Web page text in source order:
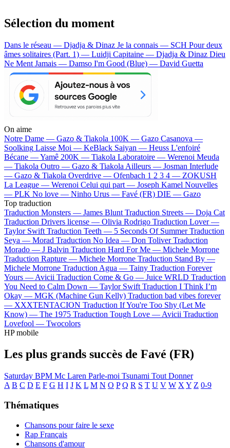
Sélection du moment
Dans le réseau — Djadja & Dinaz Je la connais — SCH Pour deux
âmes solitaires (Part. 1) — Luidji Capitaine — Djadja & Dinaz Dieu
Ne Ment Jamais — Damso I'm Good (Blue) — David Guetta
On aime
Notre Dame — Gazo & Tiakola 100K — Gazo Casanova —
Soolking Laisse Moi — KeBlack Saiyan — Heuss L'enfoiré
Bécane —Yamê 200K — Tiakola Laboratoire — Werenoi Meuda
— Tiakola Outro — Gazo & Tiakola Ailleurs — Josman Interlude
— Gazo & Tiakola Overdrive — Ofenbach 1 2 3 4 — ZOKUSH
La League — Werenoi Celui qui part — Joseph Kamel Nouvelles
— PLK No love — Ninho Urus — Favé (FR) DIE — Gazo
Top traduction
Traduction Monsters — James Blunt Traduction Streets — Doja Cat
Traduction Drivers license — Olivia Rodrigo Traduction Lover —
Taylor Swift Traduction Teeth — 5 Seconds Of Summer Traduction
Seya — Morad Traduction No Idea — Don Toliver Traduction
Morado — J Balvin Traduction Hard For Me — Michele Morrone
Traduction Rapture — Michele Morrone Traduction Stand By —
Michele Morrone Traduction Agua — Tainy Traduction Forever
Yours — Avicii Traduction Come & Go — Juice WRLD Traduction
You Need to Calm Down — Taylor Swift Traduction I Think I’m
Okay — MGK (Machine Gun Kelly) Traduction bad vibes forever
— XXXTENTACION Traduction If You're Too Shy (Let Me
Know) — The 1975 Traduction Tough Love — Avicii Traduction
Lovefool — Twocolors
HP mobile
Les plus grands succès de Favé (FR)
Saturday BPM Mc Laren Parle-moi Tsunami Tout Donner
A B C D E F G H I J K L M N O P Q R S T U V W X Y Z 0-9
Thématiques
Chansons pour faire le sexe
Rap Français
Chansons d'amour